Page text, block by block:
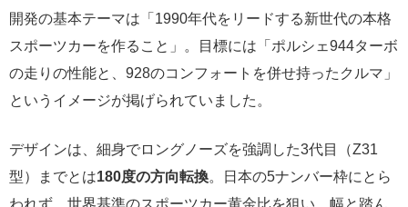
開発の基本テーマは「1990年代をリードする新世代の本格
スポーツカーを作ること」。目標には「ポルシェ944ターボ
の走りの性能と、928のコンフォートを併せ持ったクルマ」
というイメージが掲げられていました。
デザインは、細身でロングノーズを強調した3代目（Z31
型）までとは180度の方向転換。日本の5ナンバー枠にとら
われず、世界基準のスポーツカー黄金比を狙い、幅と踏ん